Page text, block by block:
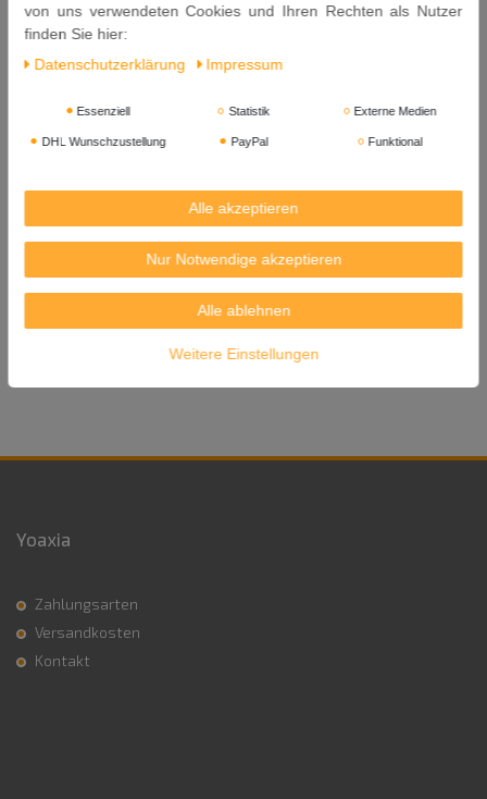
Essstäbchen Geschenkset 5 Paar
Design KRANICH
in attraktiver Verpackung
5 Paar Essstäbchen aus Bambus, lackiert, mit Dekor, in attraktiver
2 Paar in der Grundfarbe ROT
2 Paar in der Grundfarbe SCHWARZ
1 Paar in der Grundfarbe WEIß
Länge ca. 22,5 cm
Herkunft: China
Yoaxia
Zahlungsarten
Versandkosten
Kontakt
von uns verwendeten Cookies und Ihren Rechten als Nutzer
finden Sie hier:
Daten­schutz­erklärung
Impressum
Essenziell Statistik Externe Medien
DHL Wunschzustellung PayPal Funktional
Alle akzeptieren
Nur Notwendige akzeptieren
Alle ablehnen
Weitere Einstellungen